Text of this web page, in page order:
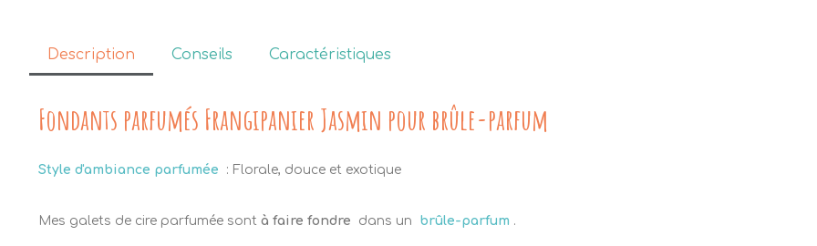
Description Conseils Caractéristiques
Fondants parfumés Frangipanier Jasmin pour brûle-parfum
Style d'ambiance parfumée : Florale, douce et exotique
Mes galets de cire parfumée sont à faire fondre dans un brûle-parfum .